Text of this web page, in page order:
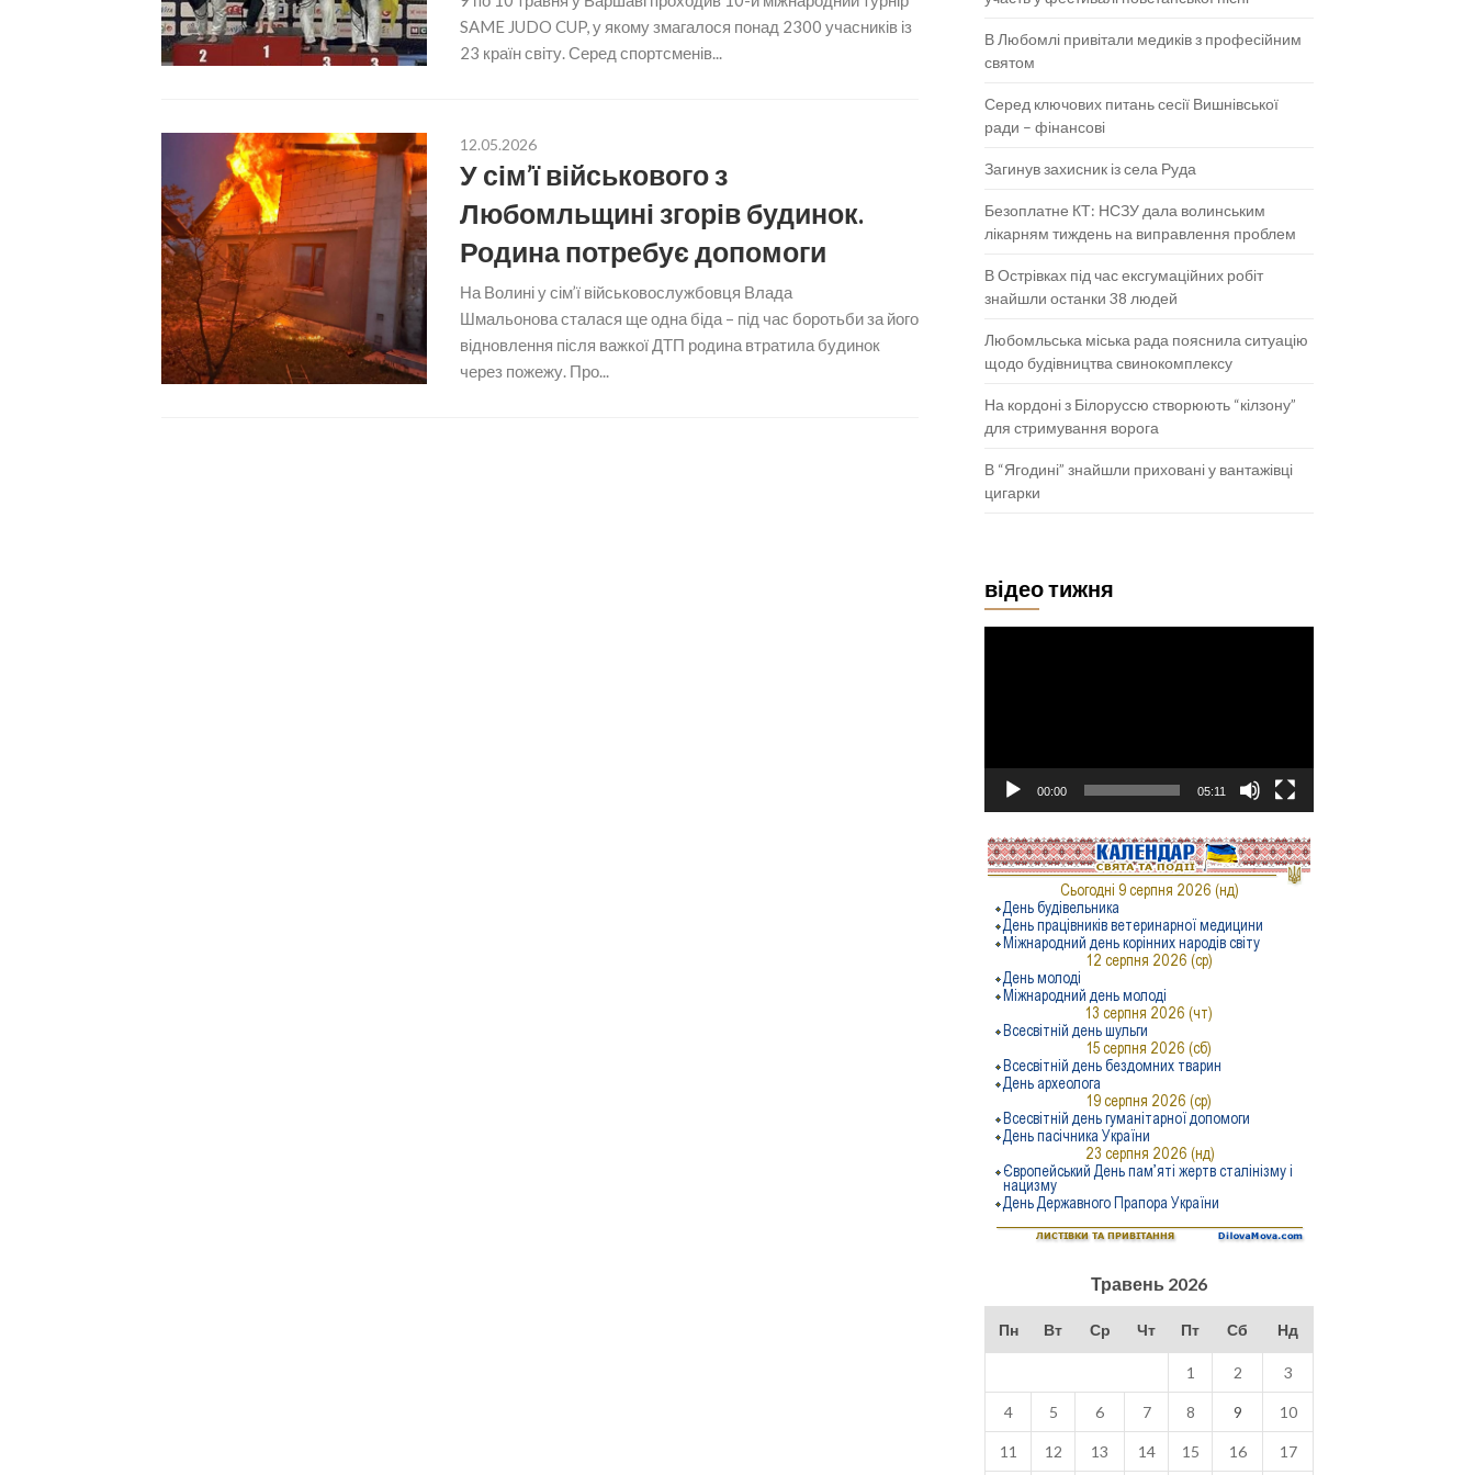
SAME JUDO CUP, у якому змагалося понад 2300 учасників із
23 країн світу. Серед спортсменів...
12.05.2026
У сім’ї військового з
Любомльщині згорів будинок.
Родина потребує допомоги
На Волині у сім’ї військовослужбовця Влада
Шмальонова сталася ще одна біда – під час боротьби за його
відновлення після важкої ДТП родина втратила будинок
через пожежу. Про...
В Любомлі привітали медиків з професійним
святом
Серед ключових питань сесії Вишнівської
ради – фінансові
Загинув захисник із села Руда
Безоплатне КТ: НСЗУ дала волинським
лікарням тиждень на виправлення проблем
В Острівках під час ексгумаційних робіт
знайшли останки 38 людей
Любомльська міська рада пояснила ситуацію
щодо будівництва свинокомплексу
На кордоні з Білоруссю створюють “кілзону”
для стримування ворога
В “Ягодині” знайшли приховані у вантажівці
цигарки
відео тижня
00:00 05:11
Травень 2026
Пн Вт Ср Чт Пт Сб Нд
1 2 3
4 5 6 7 8 9 10
11 12 13 14 15 16 17